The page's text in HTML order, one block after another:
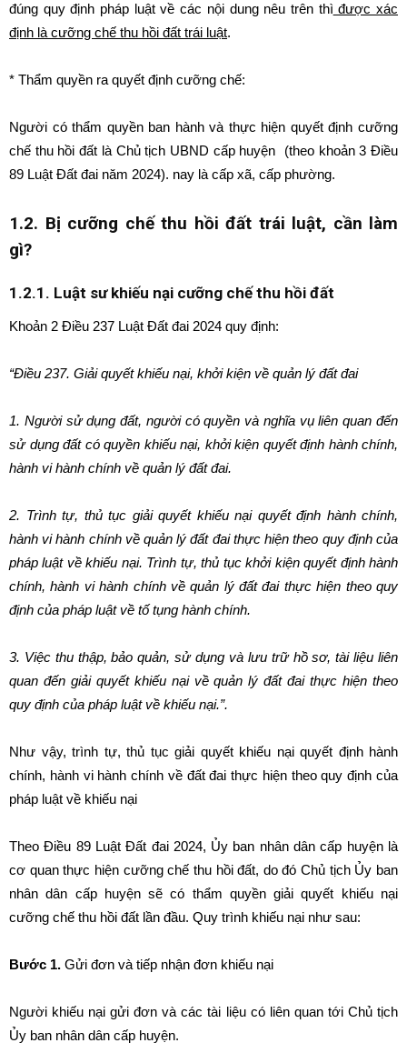
đúng quy định pháp luật về các nội dung nêu trên thì được xác
định là cưỡng chế thu hồi đất trái luật.
* Thẩm quyền ra quyết định cưỡng chế:
Người có thẩm quyền ban hành và thực hiện quyết định cưỡng
chế thu hồi đất là Chủ tịch UBND cấp huyện (theo khoản 3 Điều
89 Luật Đất đai năm 2024). nay là cấp xã, cấp phường.
1.2. Bị cưỡng chế thu hồi đất trái luật, cần làm
gì?
1.2.1. Luật sư khiếu nại cưỡng chế thu hồi đất
Khoản 2 Điều 237 Luật Đất đai 2024 quy định:
“Điều 237. Giải quyết khiếu nại, khởi kiện về quản lý đất đai
1. Người sử dụng đất, người có quyền và nghĩa vụ liên quan đến
sử dụng đất có quyền khiếu nại, khởi kiện quyết định hành chính,
hành vi hành chính về quản lý đất đai.
2. Trình tự, thủ tục giải quyết khiếu nại quyết định hành chính,
hành vi hành chính về quản lý đất đai thực hiện theo quy định của
pháp luật về khiếu nại. Trình tự, thủ tục khởi kiện quyết định hành
chính, hành vi hành chính về quản lý đất đai thực hiện theo quy
định của pháp luật về tố tụng hành chính.
3. Việc thu thập, bảo quản, sử dụng và lưu trữ hồ sơ, tài liệu liên
quan đến giải quyết khiếu nại về quản lý đất đai thực hiện theo
quy định của pháp luật về khiếu nại.”.
Như vậy, trình tự, thủ tục giải quyết khiếu nại quyết định hành
chính, hành vi hành chính về đất đai thực hiện theo quy định của
pháp luật về khiếu nại
Theo Điều 89 Luật Đất đai 2024, Ủy ban nhân dân cấp huyện là
cơ quan thực hiện cưỡng chế thu hồi đất, do đó Chủ tịch Ủy ban
nhân dân cấp huyện sẽ có thẩm quyền giải quyết khiếu nại
cưỡng chế thu hồi đất lần đầu. Quy trình khiếu nại như sau:
Bước 1. Gửi đơn và tiếp nhận đơn khiếu nại
Người khiếu nại gửi đơn và các tài liệu có liên quan tới Chủ tịch
Ủy ban nhân dân cấp huyện.